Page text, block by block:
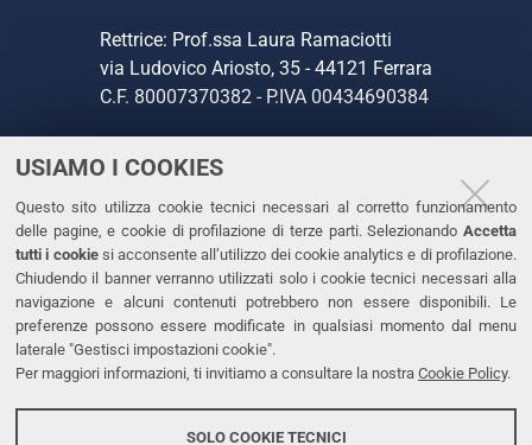
USIAMO I COOKIES
Questo sito utilizza cookie tecnici necessari al corretto funzionamento
delle pagine, e cookie di profilazione di terze parti. Selezionando Accetta
tutti i cookiesi acconsente all’utilizzo dei cookie analytics e di profilazione.
Chiudendo il banner verranno utilizzati solo i cookie tecnici necessari alla
navigazione e alcuni contenuti potrebbero non essere disponibili. Le
preferenze possono essere modificate in qualsiasi momento dal menu
laterale "Gestisci impostazioni cookie".
Per maggiori informazioni, ti invitiamo a consultare la nostra Cookie Policy.
SOLO COOKIE TECNICI
Rettrice: Prof.ssa Laura Ramaciotti
via Ludovico Ariosto, 35 - 44121 Ferrara
C.F. 80007370382 - P.IVA 00434690384
CONTATTI
Tel. +39 0532 293111
Fax. +39 0532 293031
PEC
LINKS
Dichiarazione di accessibilità